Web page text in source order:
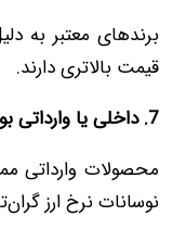
برندهای معتبر به
قیمت بالاتری دارند.
7. داخلی یا وارداتی بودن محصول
محصولات وارداتی
نوسانات نرخ ارز